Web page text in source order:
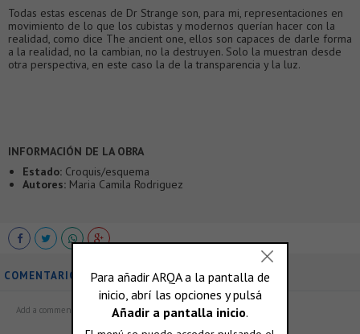
Todas estas escenas de Dr Strange son, para mi, representaciones en
movimiento de lo que los cubistas y modernos querían hacer con la
realidad, como dice The ancient one, ellos son capaces de darle forma
a la realidad, no la cambian, no la destruyen. Solo la muestran desde
otra perspectiva, en este caso la de la transparencia y la luz.
INFORMACIÓN DE LA OBRA
Estado: Croquis/esquema
Autores: Maria Camila Rodriguez
COMENTARIOS